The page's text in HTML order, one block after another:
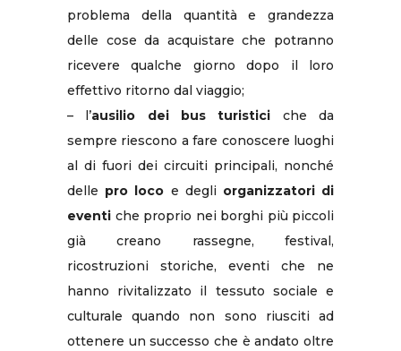
problema della quantità e grandezza
delle cose da acquistare che potranno
ricevere qualche giorno dopo il loro
effettivo ritorno dal viaggio;
– l’ausilio dei bus turistici che da
sempre riescono a fare conoscere luoghi
al di fuori dei circuiti principali, nonché
delle pro loco e degli organizzatori di
eventi che proprio nei borghi più piccoli
già creano rassegne, festival,
ricostruzioni storiche, eventi che ne
hanno rivitalizzato il tessuto sociale e
culturale quando non sono riusciti ad
ottenere un successo che è andato oltre